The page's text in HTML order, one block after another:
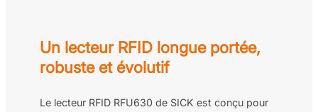
Un lecteur RFID longue portée,
robuste et évolutif
Le lecteur RFID RFU630 de SICK est conçu pour